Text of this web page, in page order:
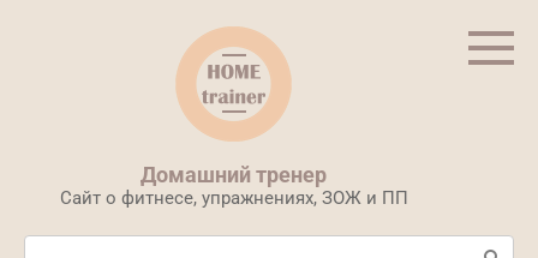
Домашний тренер
Сайт о фитнесе, упражнениях, ЗОЖ и ПП
Поиск: